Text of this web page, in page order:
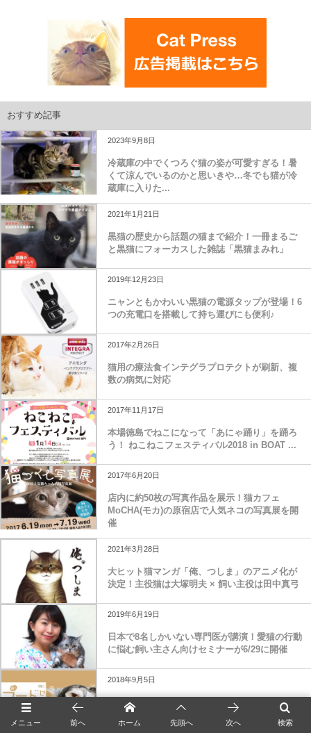
おすすめ記事
2023年9月8日
冷蔵庫の中でくつろぐ猫の姿が可愛すぎる！暑
くて涼んでいるのかと思いきや…冬でも猫が冷
蔵庫に入りた...
2021年1月21日
黒猫の歴史から話題の猫まで紹介！一冊まるご
と黒猫にフォーカスした雑誌「黒猫まみれ」
2019年12月23日
ニャンともかわいい黒猫の電源タップが登場！6
つの充電口を搭載して持ち運びにも便利♪
2017年2月26日
猫用の療法食インテグラプロテクトが刷新、複
数の病気に対応
2017年11月17日
本場徳島でねこになって「あにゃ踊り」を踊ろ
う！ ねこねこフェスティバル2018 in BOAT ...
2017年6月20日
店内に約50枚の写真作品を展示！猫カフェ
MoCHA(モカ)の原宿店で人気ネコの写真展を開
催
2021年3月28日
大ヒット猫マンガ「俺、つしま」のアニメ化が
決定！主役猫は大塚明夫 × 飼い主役は田中真弓
2019年6月19日
日本で8名しかいない専門医が講演！愛猫の行動
に悩む飼い主さん向けセミナーが6/29に開催
2018年9月5日
猫のフード選びに迷う飼い主さん向けのセミナ
ー「猫様のためのフードゼミ」
メニュー 検索
前へ ホーム 先頭へ 次へ